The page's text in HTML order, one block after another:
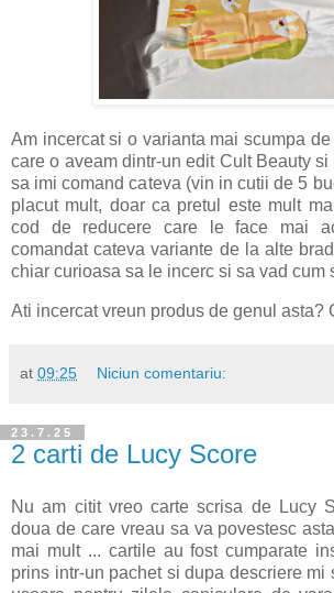
Am incercat si o varianta mai scumpa
care o aveam dintr-un edit Cult Beauty
sa imi comand cateva (vin in cutii de 5
placut mult, doar ca pretul este mult
cod de reducere care le face mai
comandat cateva variante de la alte
chiar curioasa sa le incerc si sa vad cum
Ati incercat vreun produs de genul asta?
at 09:25 Niciun comentariu:
23.7.25
2 carti de Lucy Score
Nu am citit vreo carte scrisa de Lucy
doua de care vreau sa va povestesc
mai mult ... cartile au fost cumparate
prins intr-un pachet si dupa descriere mi